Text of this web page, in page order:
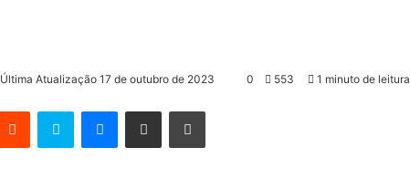
Última Atualização 17 de outubro de 2023 0 553 1 minuto de leitura